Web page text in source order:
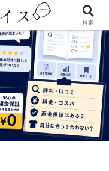
検索